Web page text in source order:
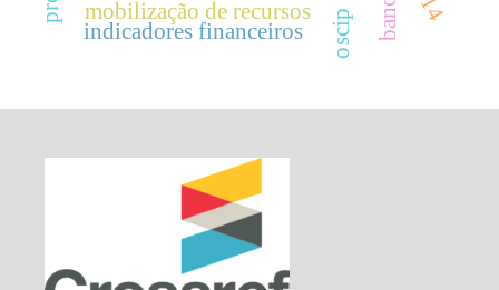
mobilização de recursos oscip
indicadores financeiros